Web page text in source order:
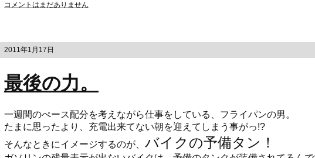
コメントはまだありません
2011年1月17日
最後の力。
一週間のぺース配分を考えながら仕事をしている、フライパンの男。
たまに思ったより、充電出来てない朝を迎えてしまう事がっ!?
そんなときにイメージするのが、 バイクの予備タン！